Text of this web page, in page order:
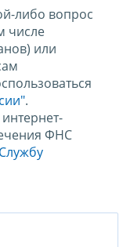
либо вопрос
числе
или
.
ФНС